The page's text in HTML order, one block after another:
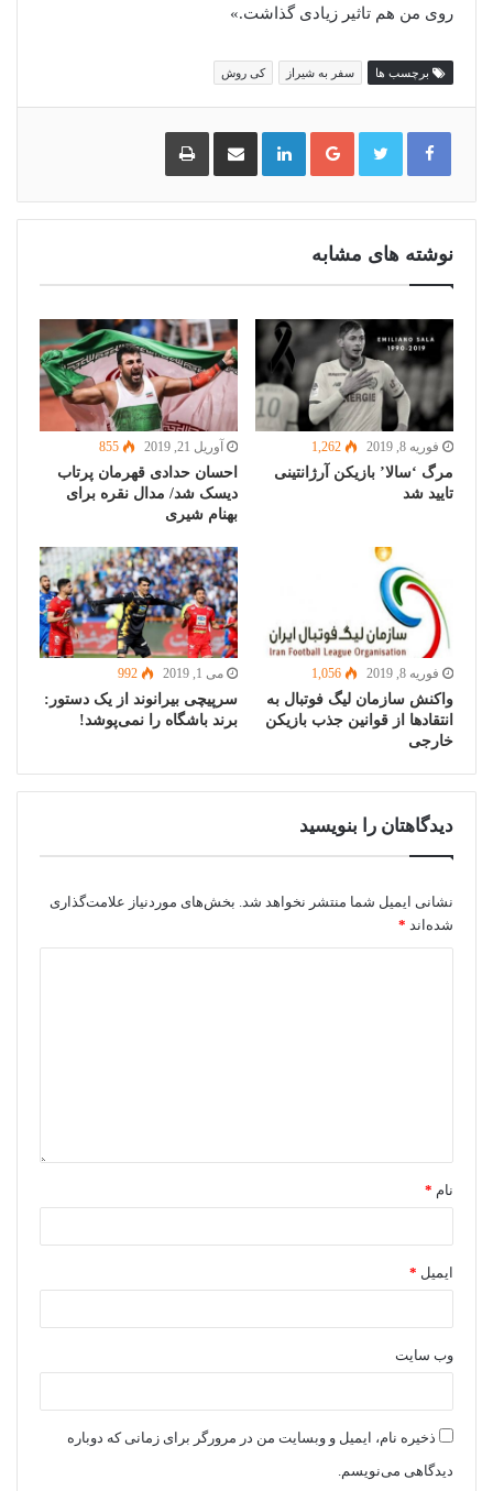
روی من هم تاثیر زیادی گذاشت.»
برچسب ها سفر به شیراز کی روش
گوگل
پلاس
لینکدین اشتراک
گذاری
ایمیل
چاپ
نوشته های مشابه
فوریه 8, 2019 1,262
مرگ ‘سالا’ بازیکن آرژانتینی
تایید شد
آوریل 21, 2019 855
احسان حدادی قهرمان پرتاب
دیسک شد/ مدال نقره برای
بهنام شیری
فوریه 8, 2019 1,056
واکنش سازمان لیگ فوتبال به
انتقادها از قوانین جذب بازیکن
خارجی
می 1, 2019 992
سرپیچی بیرانوند از یک دستور:
برند باشگاه را نمی‌پوشد!
دیدگاهتان را بنویسید
نشانی ایمیل شما منتشر نخواهد شد. بخش‌های موردنیاز علامت‌گذاری
شده‌اند *
نام *
ایمیل *
وب‌ سایت
ذخیره نام، ایمیل و وبسایت من در مرورگر برای زمانی که دوباره
دیدگاهی می‌نویسم.